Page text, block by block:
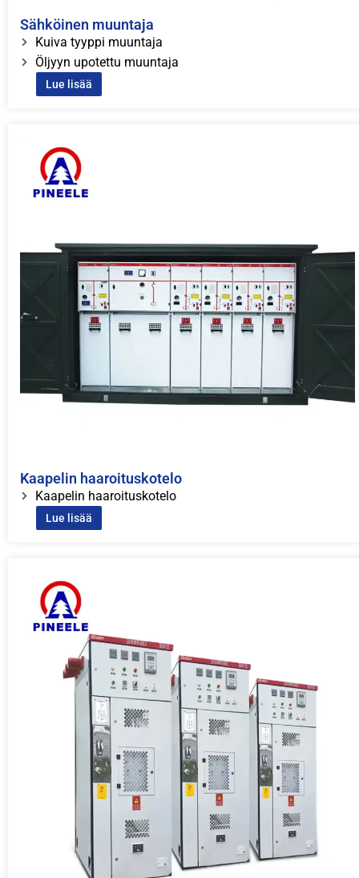
Sähköinen muuntaja
Kuiva tyyppi muuntaja
Öljyyn upotettu muuntaja
Lue lisää
Kaapelin haaroituskotelo
Kaapelin haaroituskotelo
Lue lisää